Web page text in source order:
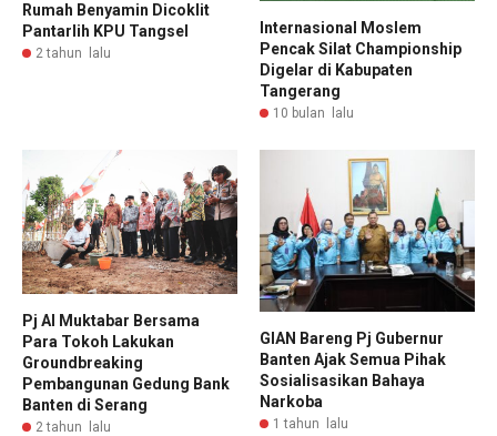
Rumah Benyamin Dicoklit
Pantarlih KPU Tangsel
2 tahun lalu
Internasional Moslem
Pencak Silat Championship
Digelar di Kabupaten
Tangerang
10 bulan lalu
Pj Al Muktabar Bersama
Para Tokoh Lakukan
Groundbreaking
Pembangunan Gedung Bank
Banten di Serang
2 tahun lalu
GIAN Bareng Pj Gubernur
Banten Ajak Semua Pihak
Sosialisasikan Bahaya
Narkoba
1 tahun lalu